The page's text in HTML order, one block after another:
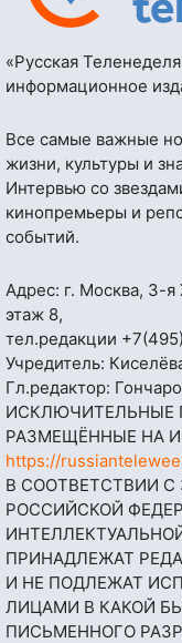
«Русская
информационное
Все самые важные
жизни, культуры и
Интервью со
кинопремьеры и
событий.
Адрес: г. Москва, 3-я
этаж 8,
тел.редакции
Учредитель:
Гл.редактор:
ИСКЛЮЧИТЕЛЬНЫЕ
РАЗМЕЩЁННЫЕ НА
https://
В СООТВЕТСТВИИ
РОССИЙСКОЙ
ПРИНАДЛЕЖАТ
И НЕ ПОДЛЕЖАТ
ЛИЦАМИ В КАКОЙ
ПИСЬМЕННОГО